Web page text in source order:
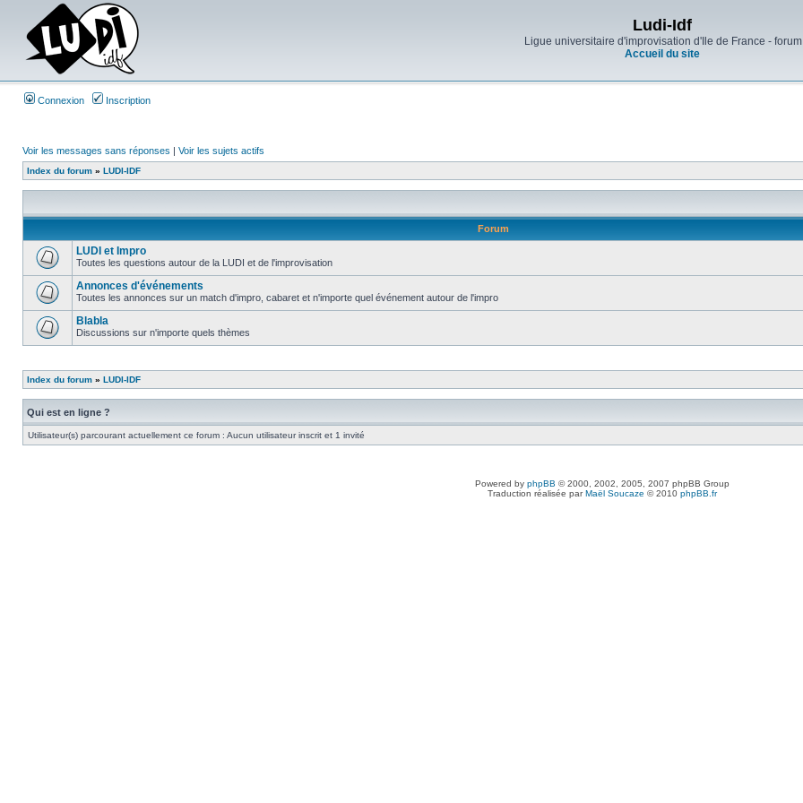
Ludi-Idf
Ligue universitaire d'improvisation d'Ile de France - forum
Accueil du site
Connexion Inscription
Voir les messages sans réponses | Voir les sujets actifs
Index du forum » LUDI-IDF
Forum
LUDI et Impro
Toutes les questions autour de la LUDI et de l'improvisation
Annonces d'événements
Toutes les annonces sur un match d'impro, cabaret et n'importe quel événement autour de l'impro
Blabla
Discussions sur n'importe quels thèmes
Index du forum » LUDI-IDF
Qui est en ligne ?
Utilisateur(s) parcourant actuellement ce forum : Aucun utilisateur inscrit et 1 invité
Powered by phpBB © 2000, 2002, 2005, 2007 phpBB Group
Traduction réalisée parMaël Soucaze © 2010 phpBB.fr